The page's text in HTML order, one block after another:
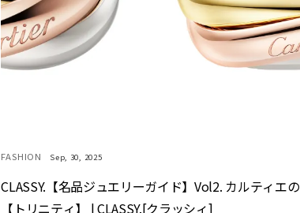
FASHION Sep, 30, 2025
CLASSY.【名品ジュエリーガイド】Vol2. カルティエの
【トリニティ】 | CLASSY.[クラッシィ]